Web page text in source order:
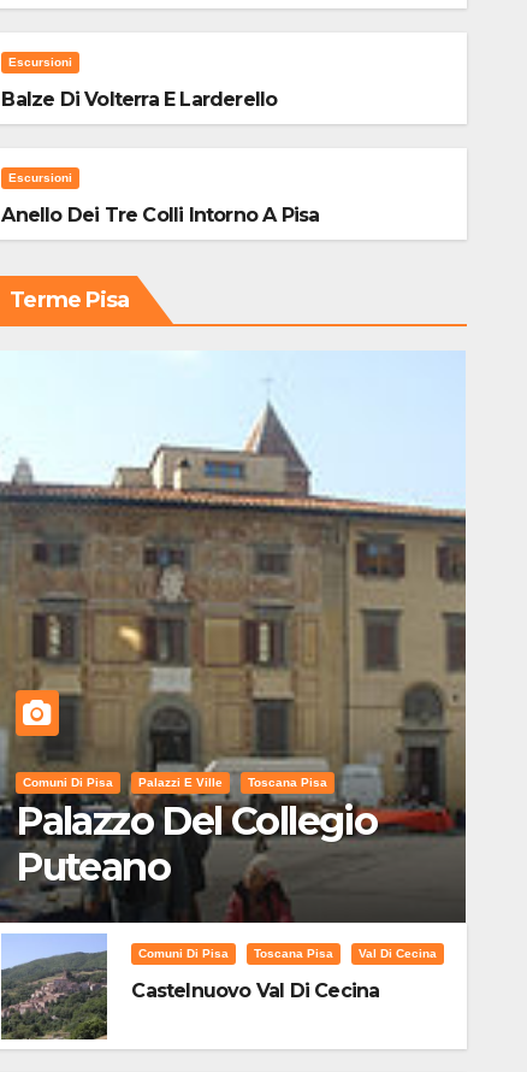
Escursioni
Balze Di Volterra E Larderello
Escursioni
Anello Dei Tre Colli Intorno A Pisa
Terme Pisa
Comuni Di Pisa Palazzi E Ville Toscana Pisa
Palazzo Del Collegio
Puteano
Comuni Di Pisa Toscana Pisa Val Di Cecina
Castelnuovo Val Di Cecina